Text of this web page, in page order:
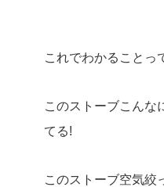
これでわかることっ
このストーブこんな
てる!
このストーブ空気絞